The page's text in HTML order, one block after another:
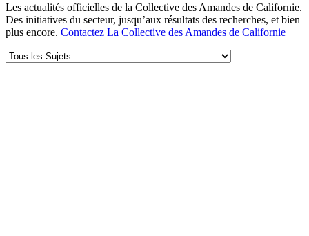
Les actualités officielles de la Collective des Amandes de Californie.
Des initiatives du secteur, jusqu’aux résultats des recherches, et bien
plus encore. Contactez La Collective des Amandes de Californie